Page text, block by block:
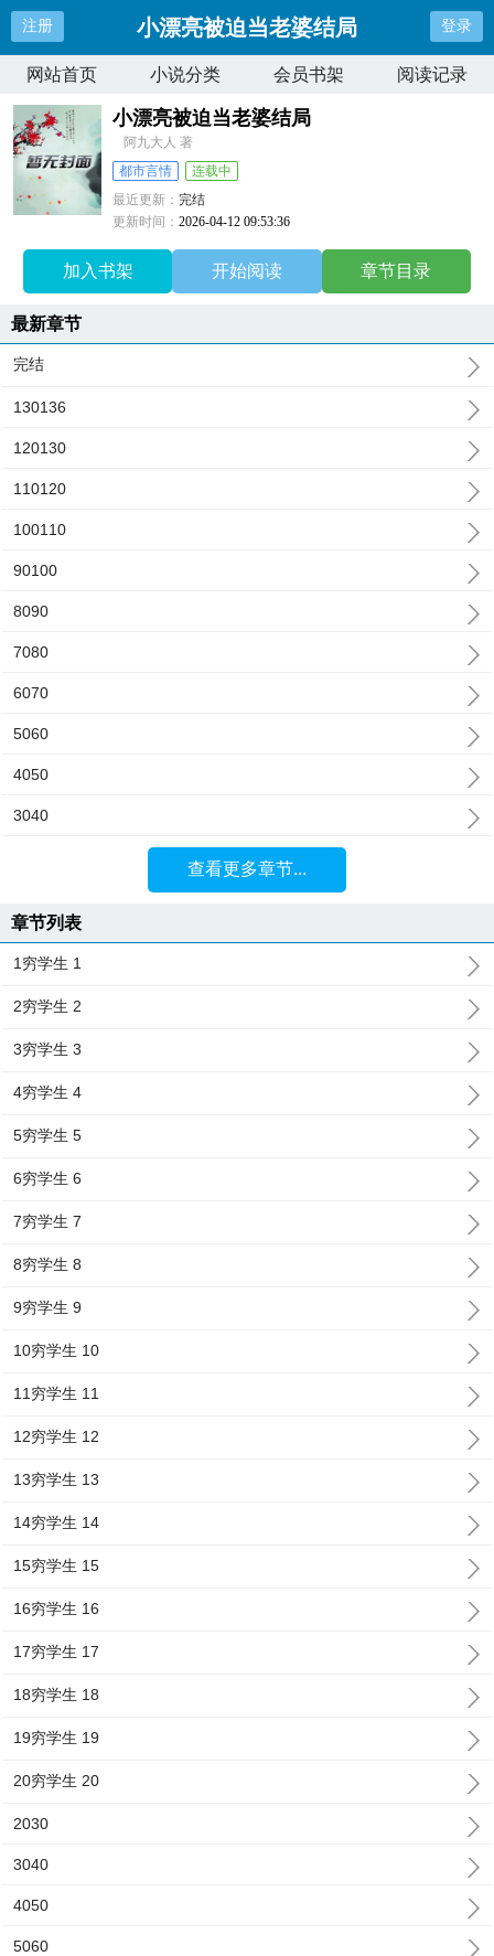
注册 小漂亮被迫当老婆结局 登录
网站首页 小说分类 会员书架 阅读记录
小漂亮被迫当老婆结局
阿九大人 著
都市言情
连载中
最近更新：完结
更新时间：2026-04-12 09:53:36
加入书架 开始阅读 章节目录
最新章节
完结
130136
120130
110120
100110
90100
8090
7080
6070
5060
4050
3040
查看更多章节...
章节列表
1穷学生 1
2穷学生 2
3穷学生 3
4穷学生 4
5穷学生 5
6穷学生 6
7穷学生 7
8穷学生 8
9穷学生 9
10穷学生 10
11穷学生 11
12穷学生 12
13穷学生 13
14穷学生 14
15穷学生 15
16穷学生 16
17穷学生 17
18穷学生 18
19穷学生 19
20穷学生 20
2030
3040
4050
5060